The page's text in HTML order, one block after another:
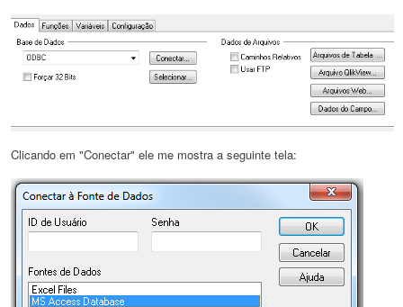
Clicando em "Conectar" ele me mostra a seguinte tela: